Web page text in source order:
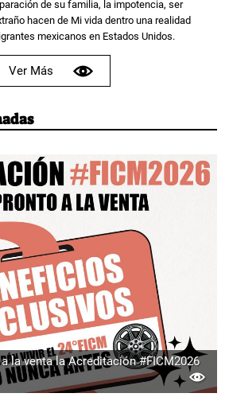
de su familia, la impotencia, ser
hacen de Mi vida dentro una realidad
mexicanos en Estados Unidos.
Ver Más
a la venta la Acreditación #FICM2026